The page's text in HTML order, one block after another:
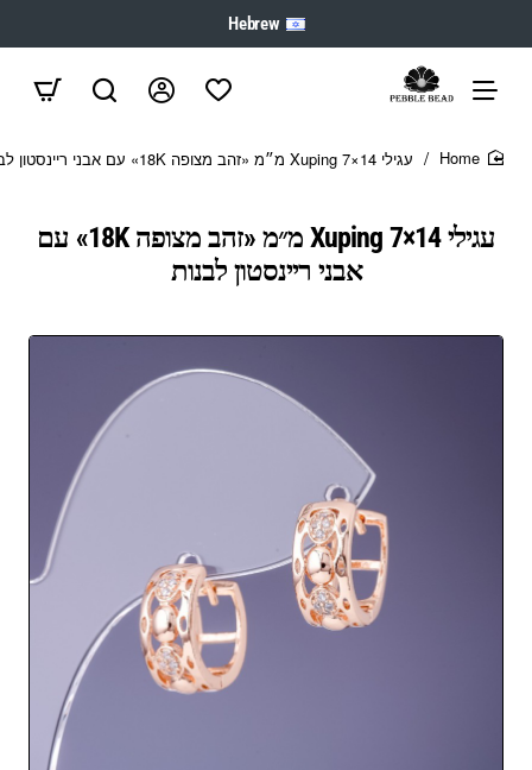
Hebrew
עגילי Xuping 7×14 מ״מ «זהב מצופה 18K» עם
אבני ריינסטון לבנות
עגילי Xuping 7×14 מ״מ «זהב מצופה 18K» עם אבני ריינסטון לבנות